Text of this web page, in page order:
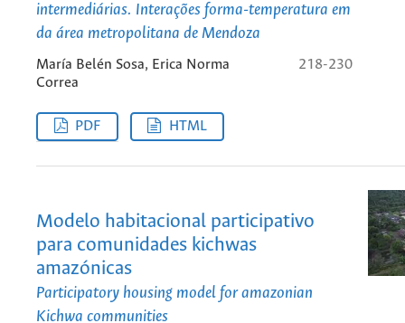
intermediárias. Interações forma-temperatura em
da área metropolitana de Mendoza
María Belén Sosa, Erica Norma
Correa
218-230
PDF HTML
Modelo habitacional participativo
para comunidades kichwas
amazónicas
Participatory housing model for amazonian
Kichwa communities